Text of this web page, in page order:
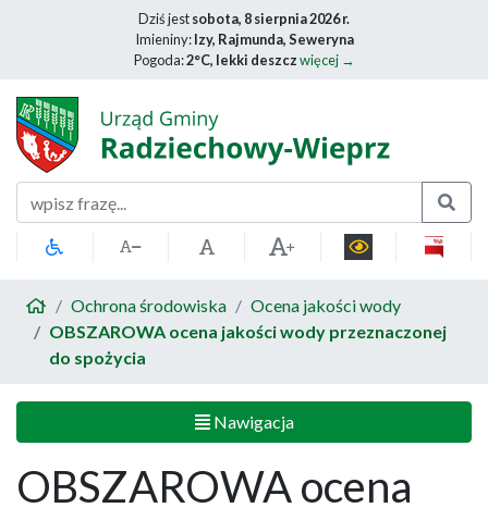
Dziś jestsobota, 8 sierpnia 2026 r.
Imieniny:Izy, Rajmunda, Seweryna
Pogoda:2°C, lekki deszczwięcej →
Szukaj
Ochrona środowiska
Ocena jakości wody
OBSZAROWA ocena jakości wody przeznaczonej
do spożycia
Nawigacja
OBSZAROWA ocena